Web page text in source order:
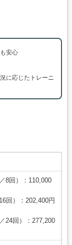
安心
に応じたトレーニ
8回）：110,000
回）：202,400円
24回）：277,200